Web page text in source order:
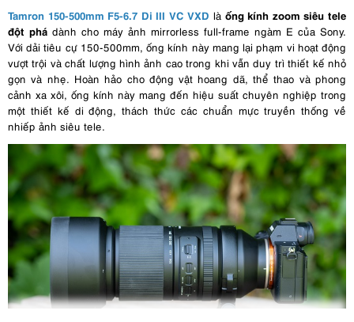
Tamron 150-500mm F5-6.7 Di III VC VXD là ống kính zoom siêu tele
đột phá dành cho máy ảnh mirrorless full-frame ngàm E của Sony.
Với dải tiêu cự 150-500mm, ống kính này mang lại phạm vi hoạt động
vượt trội và chất lượng hình ảnh cao trong khi vẫn duy trì thiết kế nhỏ
gọn và nhẹ. Hoàn hảo cho động vật hoang dã, thể thao và phong
cảnh xa xôi, ống kính này mang đến hiệu suất chuyên nghiệp trong
một thiết kế di động, thách thức các chuẩn mực truyền thống về
nhiếp ảnh siêu tele.